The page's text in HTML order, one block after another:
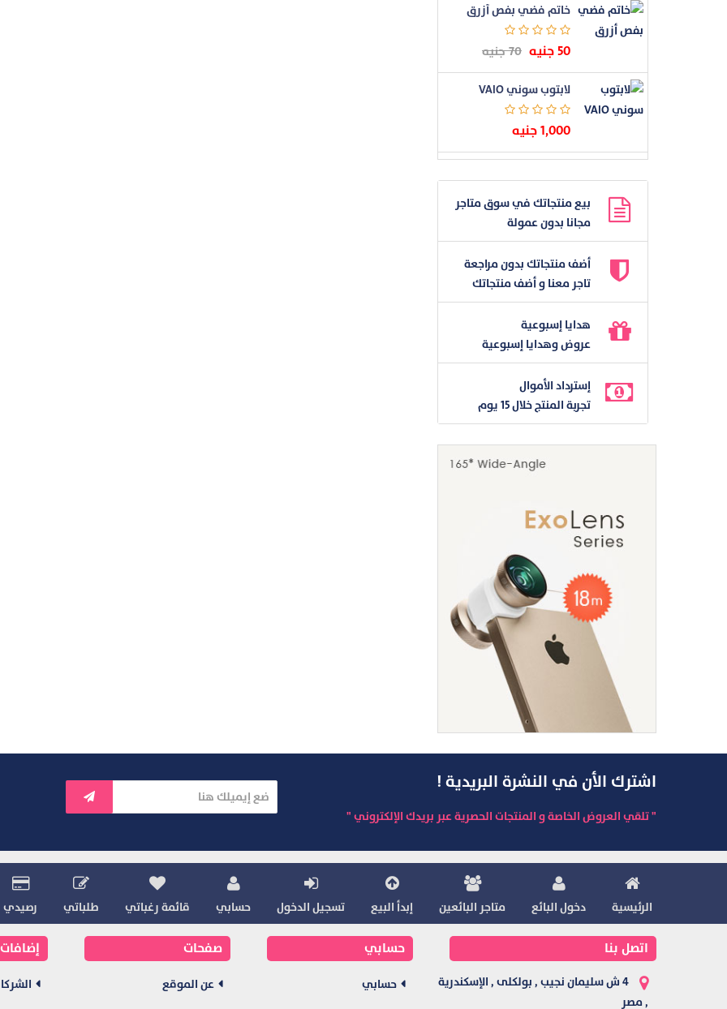
خاتم فضي بفص أزرق
50 جنيه 70 جنيه
لابتوب سوني VAIO
1,000 جنيه
بيع منتجاتك في سوق متاجر
مجانا بدون عمولة
أضف منتجاتك بدون مراجعة
تاجر معنا و أضف منتجاتك
هدايا إسبوعية
عروض وهدايا إسبوعية
إسترداد الأموال
تجربة المنتج خلال 15 يوم
اشترك الأن في النشرة البريدية !
" تلقي العروض الخاصة و المنتجات الحصرية عبر بريدك الإلكتروني "
الرئيسية دخول البائع متاجر البائعين إبدأ البيع تسجيل الدخول حسابي قائمة رغباتي طلباتي رصيدي
اتصل بنا
4 ش سليمان نجيب , بولكلى , الإسكندرية
, مصر
حسابي
حسابي
صفحات
عن الموقع
إضافات